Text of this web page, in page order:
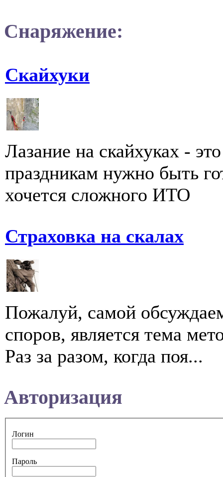
Снаряжение:
Cкайхуки
Лазание на скайхуках -
праздникам нужно быть
хочется сложного ИТО
Страховка на скалах
Пожалуй, самой
споров, является тема
Раз за разом, когда поя...
Авторизация
Логин
Пароль